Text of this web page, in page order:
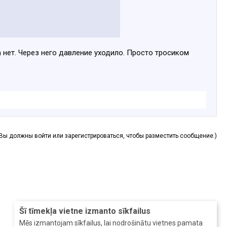
Šī tīmekļa vietne izmanto sīkfailus
Mēs izmantojam sīkfailus, lai nodrošinātu vietnes pamata
Через него давление уходило. Просто тросиком
должны войти или зарегистрироваться, чтобы разместить сообщение.)